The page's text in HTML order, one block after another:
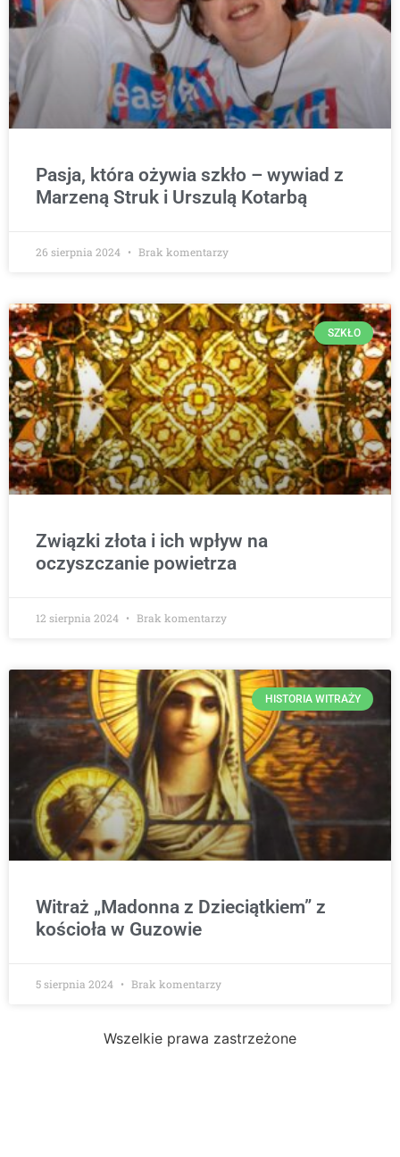
Pasja, która ożywia szkło – wywiad z
Marzeną Struk i Urszulą Kotarbą
26 sierpnia 2024 Brak komentarzy
SZKŁO
Związki złota i ich wpływ na
oczyszczanie powietrza
12 sierpnia 2024 Brak komentarzy
HISTORIA WITRAŻY
Witraż „Madonna z Dzieciątkiem” z
kościoła w Guzowie
5 sierpnia 2024 Brak komentarzy
Wszelkie prawa zastrzeżone